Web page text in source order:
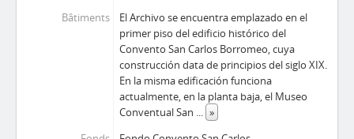
Bâtiments
El Archivo se encuentra emplazado en el
primer piso del edificio histórico del
Convento San Carlos Borromeo, cuya
construcción data de principios del siglo XIX.
En la misma edificación funciona
actualmente, en la planta baja, el Museo
Conventual San ... »